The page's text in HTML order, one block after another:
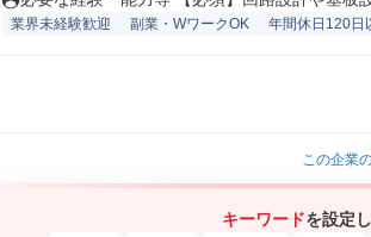
業界未経験歓迎 副業・WワークOK 年間休日120日
この企業
キーワードを設定